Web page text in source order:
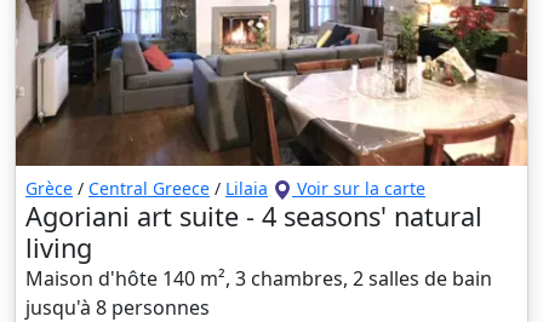
Grèce / Central Greece / Lilaia Voir sur la carte
Agoriani art suite - 4 seasons' natural
living
Maison d'hôte 140 m², 3 chambres, 2 salles de bain
jusqu'à 8 personnes